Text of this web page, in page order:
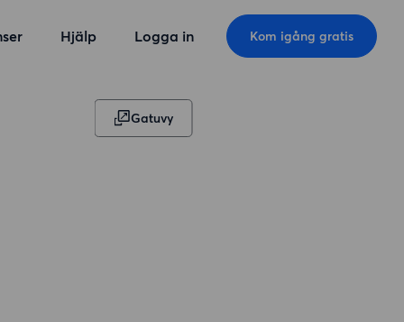
Hjälp Logga in Kom igång gratis
Gatuvy